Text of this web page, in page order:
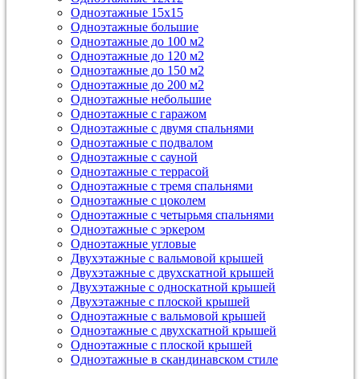
Одноэтажные 15х15
Одноэтажные большие
Одноэтажные до 100 м2
Одноэтажные до 120 м2
Одноэтажные до 150 м2
Одноэтажные до 200 м2
Одноэтажные небольшие
Одноэтажные с гаражом
Одноэтажные с двумя спальнями
Одноэтажные с подвалом
Одноэтажные с сауной
Одноэтажные с террасой
Одноэтажные с тремя спальнями
Одноэтажные с цоколем
Одноэтажные с четырьмя спальнями
Одноэтажные с эркером
Одноэтажные угловые
Двухэтажные с вальмовой крышей
Двухэтажные с двухскатной крышей
Двухэтажные с односкатной крышей
Двухэтажные с плоской крышей
Одноэтажные с вальмовой крышей
Одноэтажные с двухскатной крышей
Одноэтажные с плоской крышей
Одноэтажные в скандинавском стиле